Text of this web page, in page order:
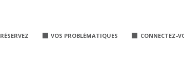
RÉSERVEZ VOS PROBLÉMATIQUES CONNECTEZ-